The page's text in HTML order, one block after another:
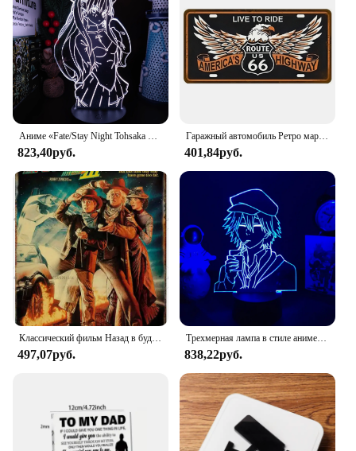
823,40руб.
Гаражный автомобиль Ретро маршрут 66 лицензий пластина металлический знак настенные постеры жестяной знак ВИНТАЖНЫЙ ПЛАКАТ домашний декор художественное украшение
401,84руб.
Классический фильм Назад в будущее Оловянная живопись металлическая вывеска старомодные Плакаты для дома гостиной театра Искусство декора
497,07руб.
Трехмерная лампа в стиле аниме «бродячие собаки», ночная лампа, фигурка для спальни, украшение, ночник, подарок на день рождения, декор для комнаты
838,22руб.